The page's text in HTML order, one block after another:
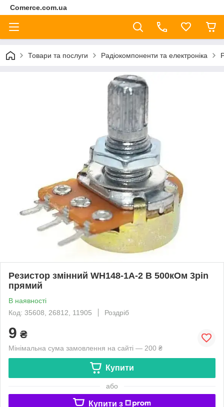
Comerce.com.ua
Товари та послуги Радіокомпоненти та електроніка
Резистор змінний WH148-1A-2 B 500кОм 3pin
прямий
В наявності
Код: 35608, 26812, 11905
Роздріб
9 ₴
Мінімальна сума замовлення на сайті — 200 ₴
Купити
або
Купити з